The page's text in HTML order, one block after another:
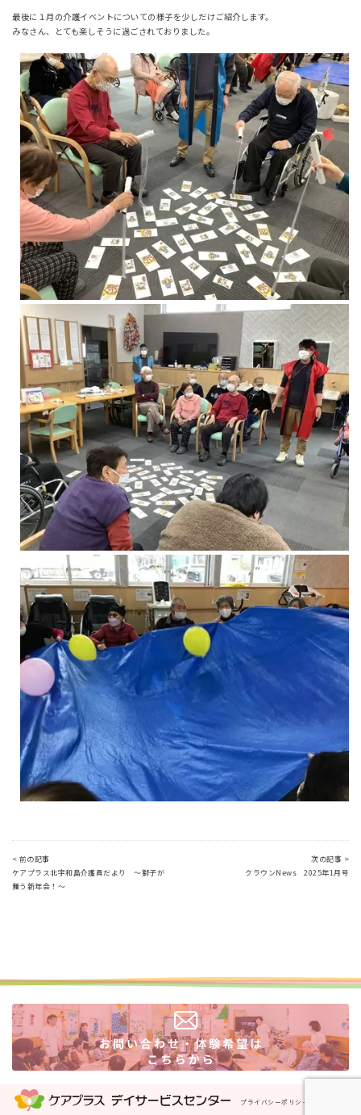
最後に１月の介護イベントについての様子を少しだけご紹介します。
みなさん、とても楽しそうに過ごされておりました。
< 前の記事
ケアプラス北宇和島介護員だより ～獅子が
舞う新年会！～
次の記事 >
クラウンNews 2025年1月号
プライバシーポリシー